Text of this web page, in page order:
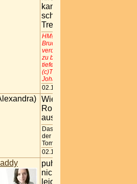
kann man sich auch
schon direkt für ein
Treffen anmelden =)
HM! Ich will deinen
Brudern nicht so voreilig
verdammen. Um ein Werk
zu beurteilen, muß man
tiefer eindringen. .......
(c)Titus / Der Talisman /
Johann Nestroy
02.11.2005 20:55
Wie schauts mit der
Rollstuhltauglichkeit
aus?
Das Geheimnis liegt in
der Sosse - Zit. "Grüne
Tomaten"
02.11.2005 21:52
puh wenn ich mich
nicht irre - gibts dort
leider einmal einige